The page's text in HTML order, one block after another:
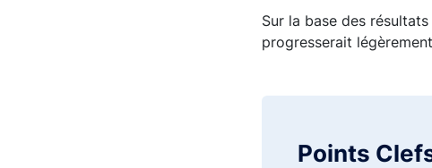
Sur la base des
progresserait
Points